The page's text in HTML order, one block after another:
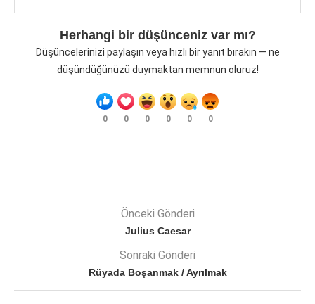
Herhangi bir düşünceniz var mı?
Düşüncelerinizi paylaşın veya hızlı bir yanıt bırakın — ne
düşündüğünüzü duymaktan memnun oluruz!
0 0 0 0 0 0
Önceki Gönderi
Julius Caesar
Sonraki Gönderi
Rüyada Boşanmak / Ayrılmak